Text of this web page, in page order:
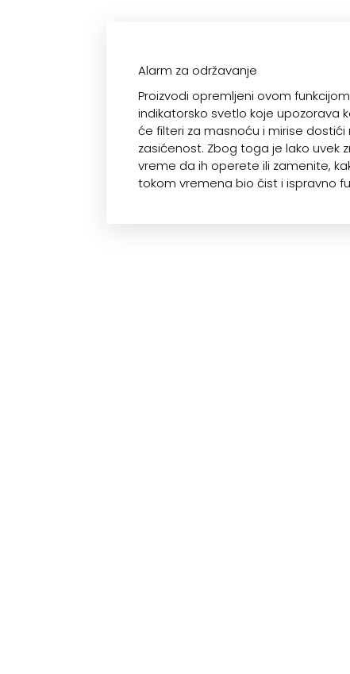
Alarm za održavanje
Proizvodi opremljeni ovom
indikatorsko svetlo koje upozorava
će filteri za masnoću i mirise dostići
zasićenost. Zbog toga je lako uvek
vreme da ih operete ili zamenite,
tokom vremena bio čist i ispravno